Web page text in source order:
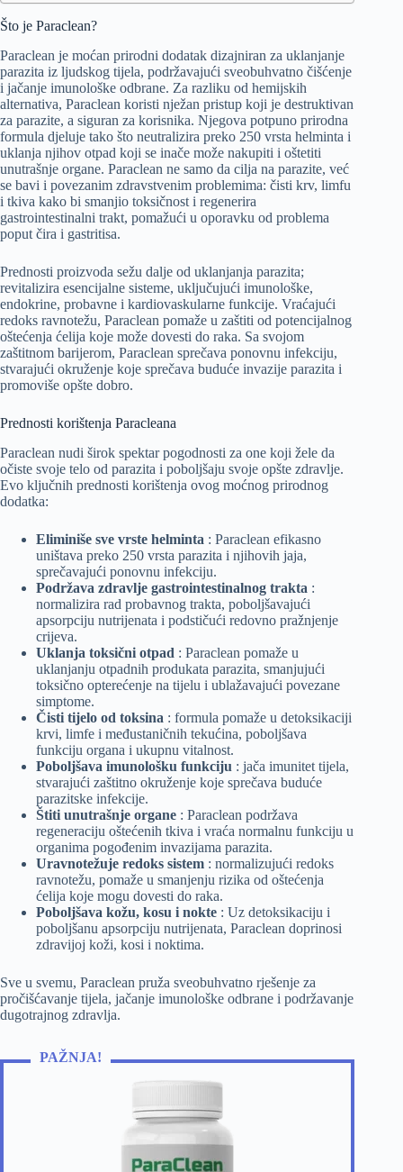
Što je Paraclean?
Paraclean je moćan prirodni dodatak dizajniran za uklanjanje
parazita iz ljudskog tijela, podržavajući sveobuhvatno čišćenje
i jačanje imunološke odbrane. Za razliku od hemijskih
alternativa, Paraclean koristi nježan pristup koji je destruktivan
za parazite, a siguran za korisnika. Njegova potpuno prirodna
formula djeluje tako što neutralizira preko 250 vrsta helminta i
uklanja njihov otpad koji se inače može nakupiti i oštetiti
unutrašnje organe. Paraclean ne samo da cilja na parazite, već
se bavi i povezanim zdravstvenim problemima: čisti krv, limfu
i tkiva kako bi smanjio toksičnost i regenerira
gastrointestinalni trakt, pomažući u oporavku od problema
poput čira i gastritisa.
Prednosti proizvoda sežu dalje od uklanjanja parazita;
revitalizira esencijalne sisteme, uključujući imunološke,
endokrine, probavne i kardiovaskularne funkcije. Vraćajući
redoks ravnotežu, Paraclean pomaže u zaštiti od potencijalnog
oštećenja ćelija koje može dovesti do raka. Sa svojom
zaštitnom barijerom, Paraclean sprečava ponovnu infekciju,
stvarajući okruženje koje sprečava buduće invazije parazita i
promoviše opšte dobro.
Prednosti korištenja Paracleana
Paraclean nudi širok spektar pogodnosti za one koji žele da
očiste svoje telo od parazita i poboljšaju svoje opšte zdravlje.
Evo ključnih prednosti korištenja ovog moćnog prirodnog
dodatka:
Eliminiše sve vrste helminta : Paraclean efikasno
uništava preko 250 vrsta parazita i njihovih jaja,
sprečavajući ponovnu infekciju.
Podržava zdravlje gastrointestinalnog trakta :
normalizira rad probavnog trakta, poboljšavajući
apsorpciju nutrijenata i podstičući redovno pražnjenje
crijeva.
Uklanja toksični otpad : Paraclean pomaže u
uklanjanju otpadnih produkata parazita, smanjujući
toksično opterećenje na tijelu i ublažavajući povezane
simptome.
Čisti tijelo od toksina : formula pomaže u detoksikaciji
krvi, limfe i međustaničnih tekućina, poboljšava
funkciju organa i ukupnu vitalnost.
Poboljšava imunološku funkciju : jača imunitet tijela,
stvarajući zaštitno okruženje koje sprečava buduće
parazitske infekcije.
Štiti unutrašnje organe : Paraclean podržava
regeneraciju oštećenih tkiva i vraća normalnu funkciju u
organima pogođenim invazijama parazita.
Uravnotežuje redoks sistem : normalizujući redoks
ravnotežu, pomaže u smanjenju rizika od oštećenja
ćelija koje mogu dovesti do raka.
Poboljšava kožu, kosu i nokte : Uz detoksikaciju i
poboljšanu apsorpciju nutrijenata, Paraclean doprinosi
zdravijoj koži, kosi i noktima.
Sve u svemu, Paraclean pruža sveobuhvatno rješenje za
pročišćavanje tijela, jačanje imunološke odbrane i podržavanje
dugotrajnog zdravlja.
PAŽNJA!